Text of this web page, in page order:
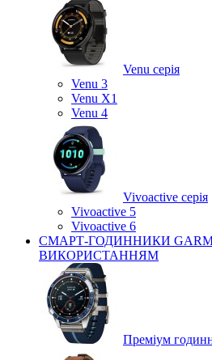
Venu серія
Venu 3
Venu X1
Venu 4
Vivoactive серія
Vivoactive 5
Vivoactive 6
СМАРТ-ГОДИННИКИ
ВИКОРИСТАННЯМ
Преміум